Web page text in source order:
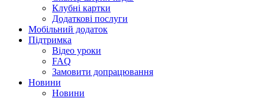
Клубні картки
Додаткові послуги
Мобільний додаток
Підтримка
Відео уроки
FAQ
Замовити допрацювання
Новини
Новини